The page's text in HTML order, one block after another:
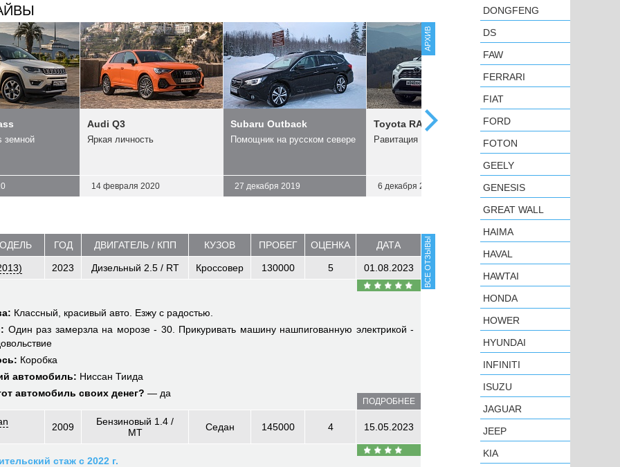
АРХИВ
земной
Audi Q3
Яркая личность
14 февраля 2020
Subaru Outback
Помощник на русском севере
27 декабря 2019
Toyota RAV4
Равитация
6 декабря 2019 8 ноября 2019
ВСЕ ОТЗЫВЫ
ГОД ДВИГАТЕЛЬ / КПП КУЗОВ ПРОБЕГ ОЦЕНКА ДАТА
2023 Дизельный 2.5 / RT Кроссовер 130000 5 01.08.2023
Классный, красивый авто. Езжу с радостью.
Один раз замерзла на морозе - 30. Прикуривать машину нашпигованную электрикой -
Коробка
автомобиль: Ниссан Тиида
автомобиль своих денег? — да
ПОДРОБНЕЕ
2009
Бензиновый 1.4 /
MT
Седан 145000 4 15.05.2023
стаж с 2022 г.
DONGFENG
DS
FAW
FERRARI
FIAT
FORD
FOTON
GEELY
GENESIS
GREAT WALL
HAIMA
HAVAL
HAWTAI
HONDA
HOWER
HYUNDAI
INFINITI
ISUZU
JAGUAR
JEEP
KIA